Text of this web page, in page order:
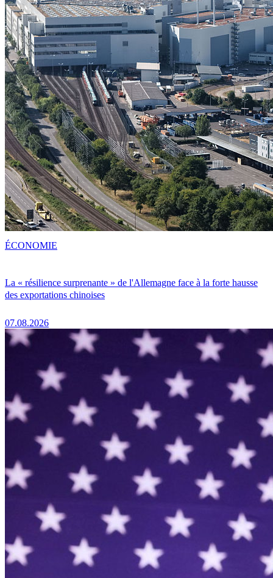
La « résilience surprenante » de l'Allemagne face à la forte hausse
des exportations chinoises
07.08.2026
ÉCONOMIE